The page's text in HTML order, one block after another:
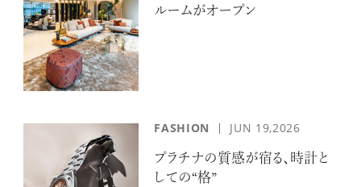
ルームがオープン
FASHION JUN 19,2026
プラチナの質感が宿る、時計と
しての“格”